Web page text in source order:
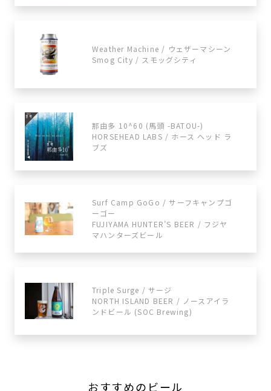
Weather Machine / ウェザーマシーン
Smog City / スモッグシティ
那由多 10^60 (馬頭 -BATOU-)
HORSEHEAD LABS / ホース ヘッド ラ
ブズ
Surf Camp GoGo / サーフキャンプゴ
ーゴー
FUJIYAMA HUNTER’S BEER / フジヤ
マハンターズビール
Triple Surge / サージ
NORTH ISLAND BEER / ノースアイラ
ンドビール (SOC Brewing)
おすすめのビール